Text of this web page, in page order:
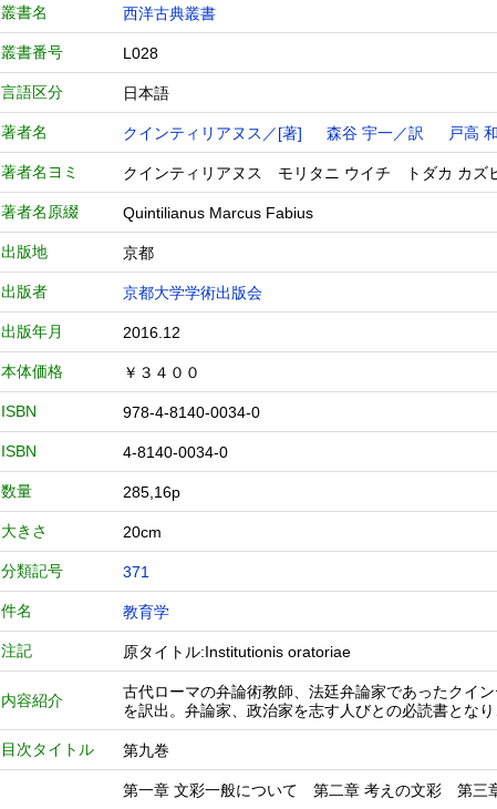
叢書名 西洋古典叢書
叢書番号 L028
言語区分 日本語
著者名 クインティリアヌス／[著] 森谷 宇一／訳 戸高
著者名ヨミ クインティリアヌス モリタニ ウイチ トダカ カ
著者名原綴 Quintilianus Marcus Fabius
出版地 京都
出版者 京都大学学術出版会
出版年月 2016.12
本体価格 ￥３４００
ISBN 978-4-8140-0034-0
ISBN 4-8140-0034-0
数量 285,16p
大きさ 20cm
分類記号 371
件名 教育学
注記 原タイトル:Institutionis oratoriae
内容紹介
古代ローマの弁論術教師、法廷弁論家であったクイ
を訳出。弁論家、政治家を志す人びとの必読書とな
目次タイトル 第九巻
第一章 文彩一般について 第二章 考えの文彩 第三